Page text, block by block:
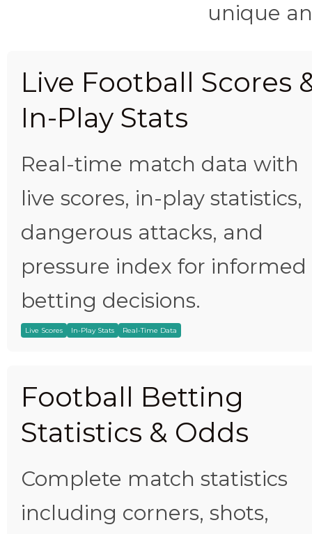
unique
Live Football Scores
In-Play Stats
Real-time match data with
live scores, in-play statistics,
dangerous attacks, and
pressure index for informed
betting decisions.
Live Scores In-Play Stats Real-Time Data
Football Betting
Statistics & Odds
Complete match statistics
including corners, shots,